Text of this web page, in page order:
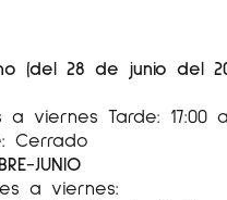
(del 28 de junio del
viernes Tarde: 17:00
Cerrado
JUNIO
a viernes: